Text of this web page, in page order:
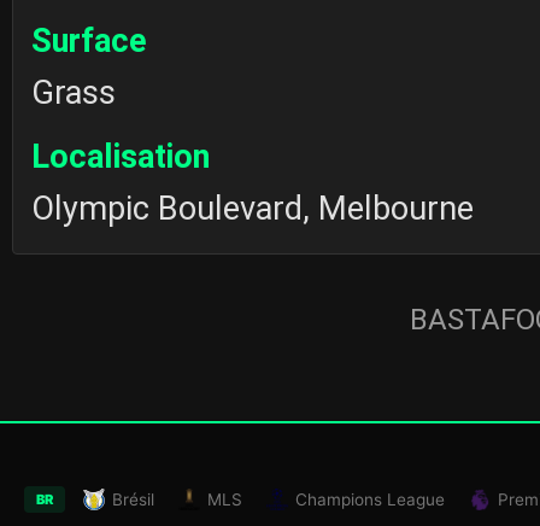
Surface
Grass
Localisation
Olympic Boulevard, Melbourne
BR Brésil MLS Champions League